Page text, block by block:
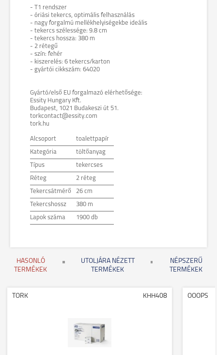
- T1 rendszer
- óriási tekercs, optimális felhasználás
- nagy forgalmú mellékhelyiségekbe ideális
- tekercs szélessége: 9.8 cm
- tekercs hossza: 380 m
- 2 rétegű
- szín: fehér
- kiszerelés: 6 tekercs/karton
- gyártói cikkszám: 64020
Gyártó/első EU forgalmazó elérhetősége:
Essity Hungary Kft.
Budapest, 1021 Budakeszi út 51.
torkcontact@essity.com
tork.hu
Alcsoport toalettpapír
Kategória töltőanyag
Típus tekercses
Réteg 2 réteg
Tekercsátmérő 26 cm
Tekercshossz 380 m
Lapok száma 1900 db
HASONLÓ
TERMÉKEK
UTOLJÁRA NÉZETT
TERMÉKEK
NÉPSZERŰ
TERMÉKEK
TORK KHH408 OOOPS